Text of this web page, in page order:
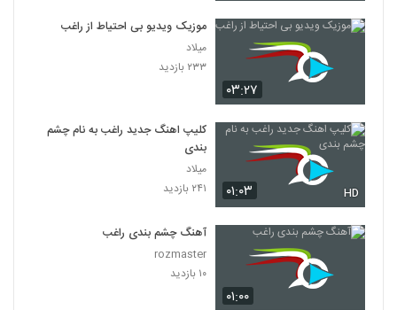
۰۳:۲۷
موزیک ویدیو بی احتیاط از راغب
میلاد
۲۳۳ بازدید
۰۱:۰۳ HD
کلیپ اهنگ جدید راغب به نام چشم
بندی
میلاد
۲۴۱ بازدید
۰۱:۰۰
آهنگ چشم بندی راغب
rozmaster
۱۰ بازدید